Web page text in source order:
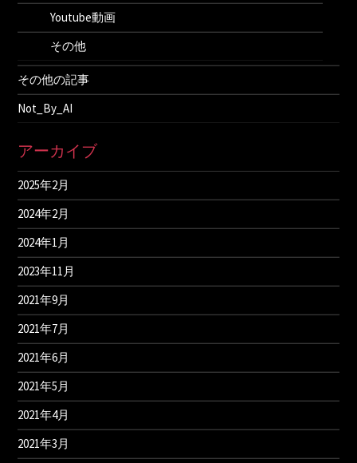
Youtube動画
その他
その他の記事
Not_By_AI
アーカイブ
2025年2月
2024年2月
2024年1月
2023年11月
2021年9月
2021年7月
2021年6月
2021年5月
2021年4月
2021年3月